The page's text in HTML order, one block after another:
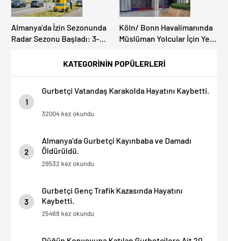
KATEGORİNİN POPÜLERLERİ
1
Gurbetçi Vatandaş Karakolda Hayatını Kaybetti.
32004 kez okundu
2
Almanya’da Gurbetçi Kayınbaba ve Damadı
Öldürüldü.
29532 kez okundu
3
Gurbetçi Genç Trafik Kazasında Hayatını
Kaybetti.
25469 kez okundu
Almanya’da İzin Sezonunda
Radar Sezonu Başladı: 3-9
Denetimi Yapılacak!
Köln/ Bonn Havalimanında
Müslüman Yolcular İçin Yeni